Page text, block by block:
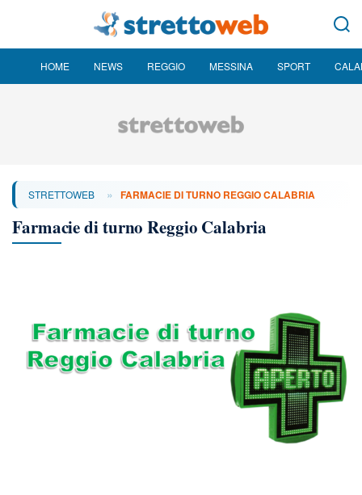
HOME NEWS REGGIO MESSINA SPORT
STRETTOWEB » FARMACIE DI TURNO REGGIO CALABRIA
Farmacie di turno Reggio Calabria